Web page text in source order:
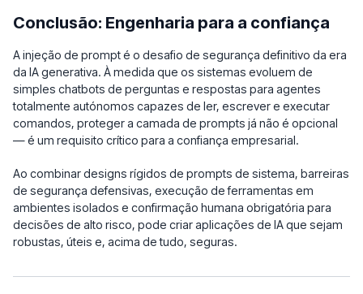
Conclusão: Engenharia para a confiança
A injeção de prompt é o desafio de segurança definitivo da era
da IA generativa. À medida que os sistemas evoluem de
simples chatbots de perguntas e respostas para agentes
totalmente autónomos capazes de ler, escrever e executar
comandos, proteger a camada de prompts já não é opcional
— é um requisito crítico para a confiança empresarial.
Ao combinar designs rígidos de prompts de sistema, barreiras
de segurança defensivas, execução de ferramentas em
ambientes isolados e confirmação humana obrigatória para
decisões de alto risco, pode criar aplicações de IA que sejam
robustas, úteis e, acima de tudo, seguras.